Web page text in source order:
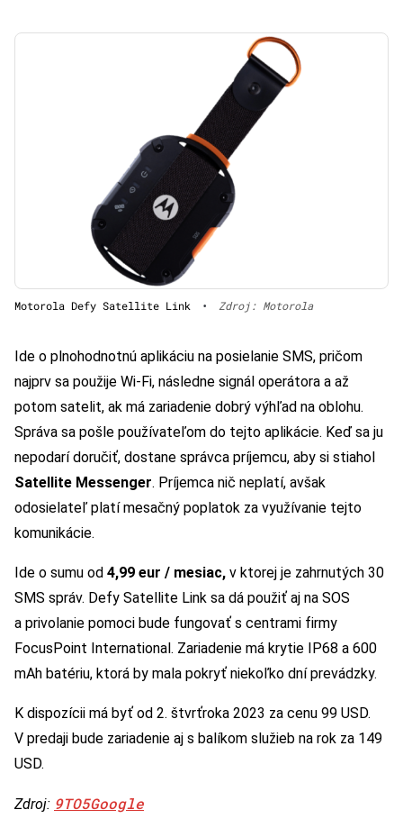
Motorola Defy Satellite Link • Zdroj: Motorola
Ide o plnohodnotnú aplikáciu na posielanie SMS, pričom
najprv sa použije Wi-Fi, následne signál operátora a až
potom satelit, ak má zariadenie dobrý výhľad na oblohu.
Správa sa pošle používateľom do tejto aplikácie. Keď sa ju
nepodarí doručiť, dostane správca príjemcu, aby si stiahol
Satellite Messenger. Príjemca nič neplatí, avšak
odosielateľ platí mesačný poplatok za využívanie tejto
komunikácie.
Ide o sumu od 4,99 eur / mesiac, v ktorej je zahrnutých 30
SMS správ. Defy Satellite Link sa dá použiť aj na SOS
a privolanie pomoci bude fungovať s centrami firmy
FocusPoint International. Zariadenie má krytie IP68 a 600
mAh batériu, ktorá by mala pokryť niekoľko dní prevádzky.
K dispozícii má byť od 2. štvrťroka 2023 za cenu 99 USD.
V predaji bude zariadenie aj s balíkom služieb na rok za 149
USD.
Zdroj: 9TO5Google